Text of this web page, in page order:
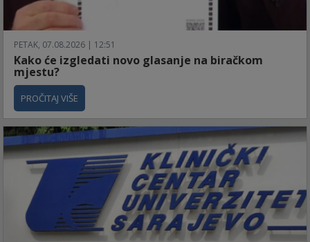
PETAK, 07.08.2026 | 12:51
Kako će izgledati novo glasanje na biračkom
mjestu?
PROČITAJ VIŠE